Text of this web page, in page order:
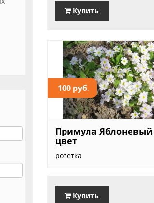
Купить
100 руб.
Примула Яблоневый
цвет
розетка
Купить